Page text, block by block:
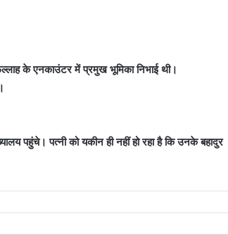
के एनकाउंटर में प्रमुख भूमिका निभाई थी।
पहुंचे। पत्नी को यकीन ही नहीं हो रहा है कि उनके बहादुर